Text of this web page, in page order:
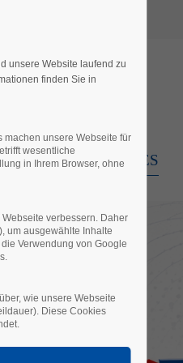
us a line
AKTUELLES
unsere Website laufend zu
finden Sie in
machen unsere Webseite für
wesentliche
in Ihrem Browser, ohne
verbessern. Daher
um ausgewählte Inhalte
Verwendung von Google
wie unsere Webseite
Diese Cookies